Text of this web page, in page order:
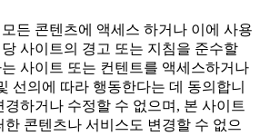
든 콘텐츠에 액세스 하거나 이에 사용
사이트의 경고 또는 지침을 준수할
사이트 또는 컨텐트를 액세스하거나
선의에 따라 행동한다는 데 동의합니
하거나 수정할 수 없으며, 본 사이트
콘텐츠나 서비스도 변경할 수 없으